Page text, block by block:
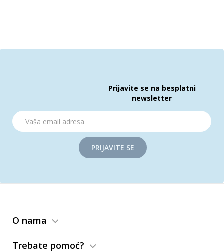
Prijavite se na besplatni
newsletter
PRIJAVITE SE
O nama
Trebate pomoć?